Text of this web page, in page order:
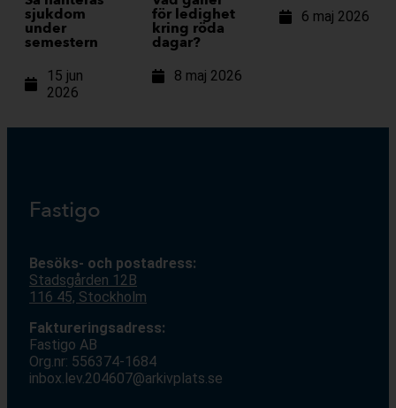
sjukdom
under
semestern
15 jun
2026
för ledighet
kring röda
dagar?
8 maj 2026
6 maj 2026
Fastigo
Besöks- och postadress:
Stadsgården 12 B
116 45, Stockholm
Faktureringsadress:
Fastigo AB
Org.nr: 556374-1684
inbox.lev.204607@arkivplats.se